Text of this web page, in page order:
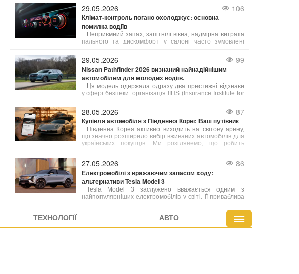
порівнянні з квітнем 2026 року попит на нові авто
також знизився на 11%.
29.05.2026 106
Клімат-контроль погано охолоджує: основна
помилка водіїв
Неприємний запах, запітнілі вікна, надмірна витрата
пального та дискомфорт у салоні часто зумовлені
водіїв вмикають систему на максимум, не
усвідомлюючи, що це може негативно впливати не
лише на комфорт, а й на сам автомобіль.
29.05.2026 99
Nissan Pathfinder 2026 визнаний найнадійнішим
автомобілем для молодих водіїв.
Ця модель одержала одразу два престижні відзнаки
у сфері безпеки: організація IIHS (Insurance Institute for
включили її до щорічного рейтингу «Найкращі нові авто
для підлітків». Це визнання збіглося з рекордними
роздрібними продажами автомобіля у квітні.
28.05.2026 87
Купівля автомобіля з Південної Кореї: Ваш путівник
Південна Корея активно виходить на світову арену,
що значно розширило вибір вживаних автомобілів для
українських покупців. Ми розглянемо, що робить
27.05.2026 86
Електромобілі з вражаючим запасом ходу:
альтернативи Tesla Model 3
Tesla Model 3 заслужено вважається одним з
найпопулярніших електромобілів у світі. Її приваблива
EPA) зробили її бестселером. Однак, Model 3 не є
лідером за дальністю пробігу, і на ринку існують
моделі, здатні подолати значно більші відстані на
ТЕХНОЛОГІЇ АВТО